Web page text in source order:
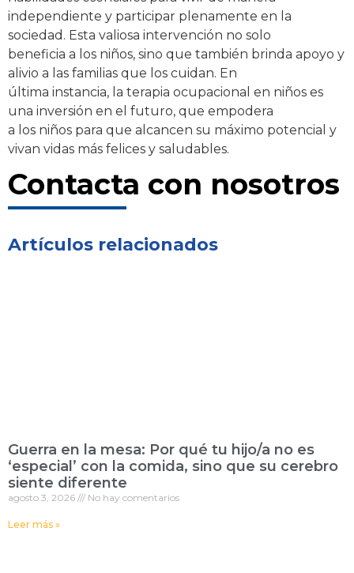
independiente y participar plenamente en la
sociedad. Esta valiosa intervención no solo
beneficia a los niños, sino que también brinda apoyo y
alivio a las familias que los cuidan. En
última instancia, la terapia ocupacional en niños es
una inversión en el futuro, que empodera
a los niños para que alcancen su máximo potencial y
vivan vidas más felices y saludables.
Contacta con nosotros
Artículos relacionados
Guerra en la mesa: Por qué tu hijo/a no es
‘especial’ con la comida, sino que su cerebro
siente diferente
agosto 3, 2026 No hay comentarios
Leer más »